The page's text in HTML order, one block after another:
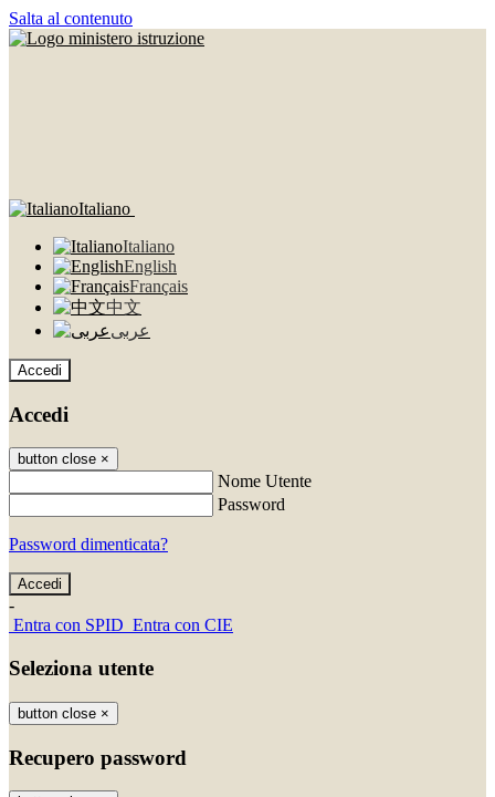
Salta al contenuto
Italiano
Italiano
English
Français
中文
عربى
Accedi
Accedi
button close ×
Nome Utente
Password
Password dimenticata?
-
Entra con SPID Entra con CIE
Seleziona utente
button close ×
Recupero password